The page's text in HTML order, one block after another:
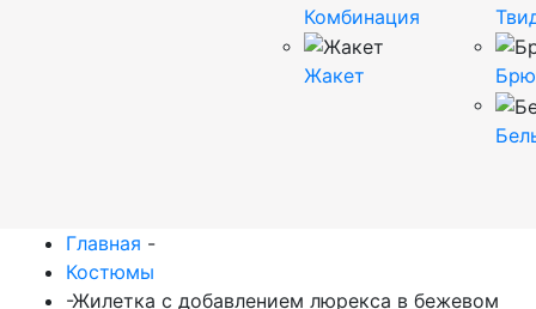
Комбинация
Жакет
Главная -
Костюмы
-Жилетка с добавлением люрекса в бежевом